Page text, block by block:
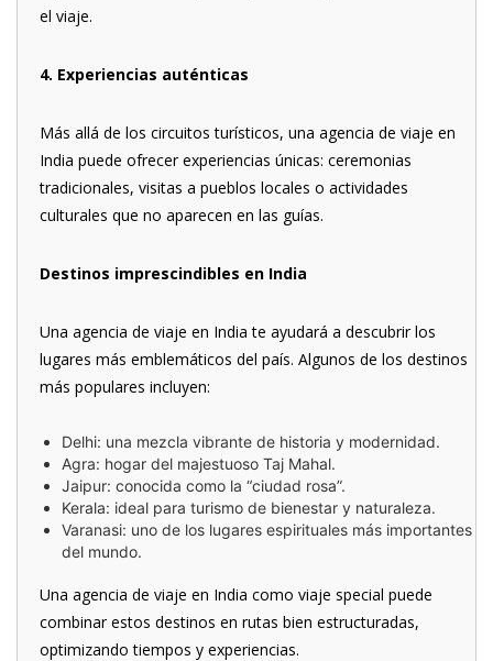
el viaje.
4. Experiencias auténticas
Más allá de los circuitos turísticos, una agencia de viaje en
India puede ofrecer experiencias únicas: ceremonias
tradicionales, visitas a pueblos locales o actividades
culturales que no aparecen en las guías.
Destinos imprescindibles en India
Una agencia de viaje en India te ayudará a descubrir los
lugares más emblemáticos del país. Algunos de los destinos
más populares incluyen:
Delhi: una mezcla vibrante de historia y modernidad.
Agra: hogar del majestuoso Taj Mahal.
Jaipur: conocida como la “ciudad rosa”.
Kerala: ideal para turismo de bienestar y naturaleza.
Varanasi: uno de los lugares espirituales más importantes
del mundo.
Una agencia de viaje en India como viaje special puede
combinar estos destinos en rutas bien estructuradas,
optimizando tiempos y experiencias.